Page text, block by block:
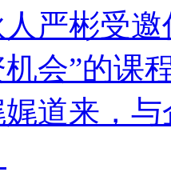
严彬受
会”的课
道来，